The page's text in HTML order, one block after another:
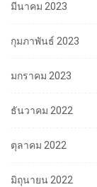
มีนาคม 2023
กุมภาพันธ์ 2023
มกราคม 2023
ธันวาคม 2022
ตุลาคม 2022
มิถุนายน 2022